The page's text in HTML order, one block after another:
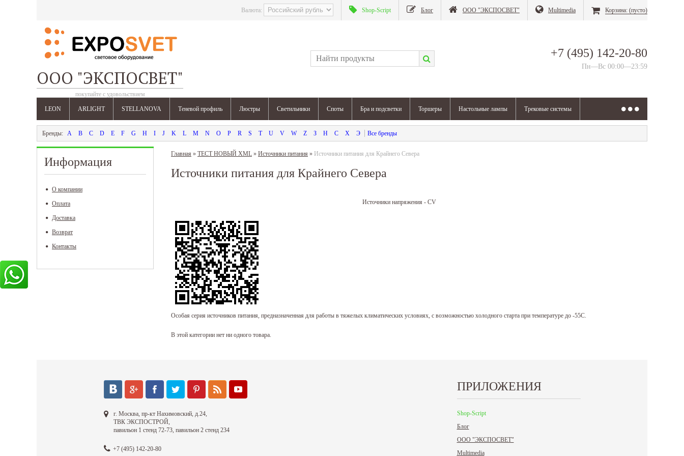
Валюта: Shop-Script Блог ООО "ЭКСПОСВЕТ" Multimedia Корзина: (пусто)
ООО "ЭКСПОСВЕТ"
покупайте с удовольствием
+7 (495) 142-20-80
Пн—Вс 00:00—23:59
LEON ARLIGHT STELLANOVA Теневой профиль Люстры Светильники Споты Бра и подсветки Торшеры Настольные лампы Трековые системы
A B C D E F G H I J K L M N O P R S T U V W Z З Н С Х Э
Информация
О компании
Оплата
Доставка
Возврат
Контакты
Главная » ТЕСТ НОВЫЙ XML » Источники питания » Источники питания для Крайнего Севера
Источники питания для Крайнего Севера
Источники напряжения - CV
Особая серия источников питания, предназначенная для работы в тяжелых климатических условиях, с возможностью холодного старта при температуре до -55С.
В этой категории нет ни одного товара.
г. Москва, пр-кт Нахимовский, д.24,
ТВК ЭКСПОСТРОЙ,
павильон 1 стенд 72-73, павильон 2 стенд 234
+7 (495) 142-20-80
ПРИЛОЖЕНИЯ
Shop-Script
Блог
ООО "ЭКСПОСВЕТ"
Multimedia